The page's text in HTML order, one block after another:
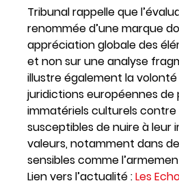
Tribunal rappelle que
renommée d’une marque
appréciation globale des
et non sur une analyse
illustre également la
juridictions européennes
immatériels culturels contre
susceptibles de nuire à leur
valeurs, notamment dans
sensibles comme
Lien vers l’actualité :Les